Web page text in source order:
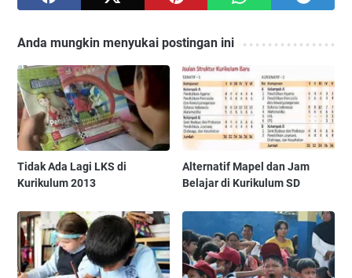
Anda mungkin menyukai postingan ini
Tidak Ada Lagi LKS di
Kurikulum 2013
Alternatif Mapel dan Jam
Belajar di Kurikulum SD